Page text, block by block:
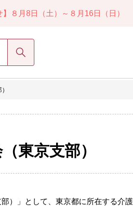
】８月8日（土）～８月16日（日）
検索
東京支部）
）」として、東京都に所在する介